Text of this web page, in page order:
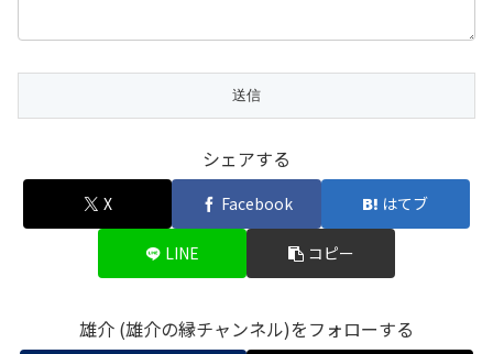
シェアする
X Facebook はてブ
LINE コピー
雄介 (雄介の縁チャンネル)をフォローする